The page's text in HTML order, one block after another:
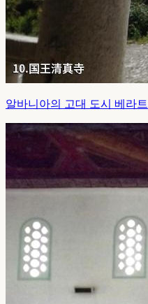
알바니아의 고대 도시 베라